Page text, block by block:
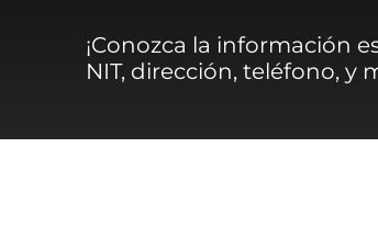
¡Conozca la información
NIT, dirección, teléfono, y